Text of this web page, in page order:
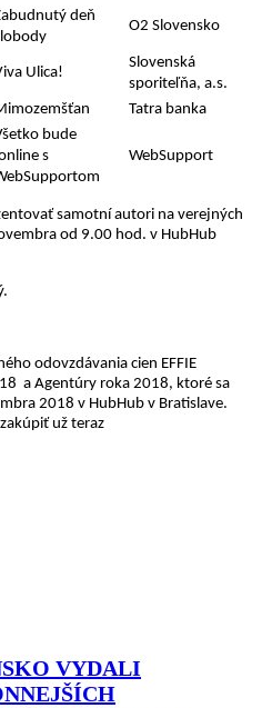
deň
O2 Slovensko
Ulica!
Slovenská
sporiteľňa, a.s.
Tatra banka
bude
s
WebSupport
samotní autori na verejných
od 9.00 hod. v HubHub
odovzdávania cien EFFIE
a Agentúry roka 2018, ktoré sa
2018 v HubHub v Bratislave.
už teraz
VYDALI